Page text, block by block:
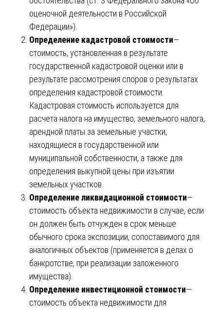
оценочной деятельности в Российской
Федерации»).
Определение кадастровой стоимости—
стоимость, установленная в результате
государственной кадастровой оценки или в
результате рассмотрения споров о результатах
определения кадастровой стоимости.
Кадастровая стоимость используется для
расчета налога на имущество, земельного налога,
арендной платы за земельные участки,
находящиеся в государственной или
муниципальной собственности, а также для
определения выкупной цены при изъятии
земельных участков.
Определение ликвидационной стоимости—
стоимость объекта недвижимости в случае, если
он должен быть отчужден в срок меньше
обычного срока экспозиции, сопоставимого для
аналогичных объектов (применяется в делах о
банкротстве, при реализации заложенного
имущества).
Определение инвестиционной стоимости—
стоимость объекта недвижимости для